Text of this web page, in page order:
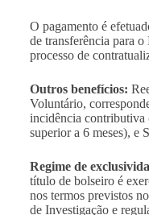
O pagamento é
de transferência para
processo de
Outros benefícios:
Voluntário,
incidência contributiva
superior a 6 meses), e
Regime de
título de bolseiro é
nos termos previstos
de Investigação e